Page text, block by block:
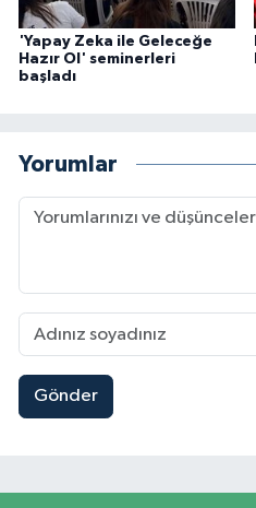
'Yapay Zeka ile Geleceğe
Hazır Ol' seminerleri
başladı
Yorumlar
Gönder